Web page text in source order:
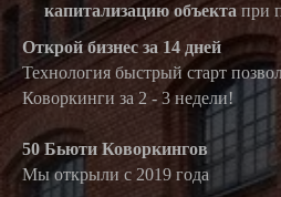
капитализацию объекта при
Открой бизнес за 14 дней
Технология быстрый старт
Коворкинги за 2 - 3 недели!
50 Бьюти Коворкингов
Мы открыли с 2019 года